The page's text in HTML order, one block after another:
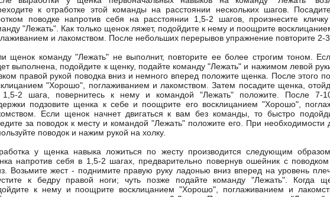
к отработке этой команды на расстоянии нескольких шагов.
поводке напротив себя на расстоянии 1,5-2 шагов, произнесите
"Лежать". Как только щенок ляжет, подойдите к нему и поощрите
и лакомством. После небольших перерывов упражнение повторите 2-3
щенок команду "Лежать" не выполнит, повторите ее более строгим тоном.
выполнена, подойдите к щенку, подайте команду "Лежать" и нажимом левой
правой рукой поводка вниз и немного вперед положите щенка. После этого
"Хорошо", поглаживанием и лакомством. Затем посадите щенка,
2 шага, повернитесь к нему и командой "Лежать" положите. После 7-
подзовите щенка к себе и поощрите его восклицанием "Хорошо",
Если щенок начнет двигаться к вам без команды, то быстро
за поводок к месту и командой "Лежать" положите его. При необходимости
поводок и нажим рукой на холку.
у щенка навыка ложиться по жесту производится следующим
напротив себя в 1,5-2 шагах, предварительно повернув ошейник с
Возьмите жест - поднимите правую руку ладонью вниз вперед на уровень
к бедру правой ноги; чуть позже подайте команду "Лежать". Когда
к нему и поощрите восклицанием "Хорошо", поглаживанием и